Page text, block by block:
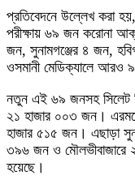
প্রতিবেদনে উল্লেখ করা হয়,
পরীক্ষায় ৬৯ জন করোনা
জন, সুনামগঞ্জের ৪ জন,
ওসমানী মেডিক্যালে আরও
নতুন এই ৬৯ জনসহ সিলেট
২১ হাজার ০০৩ জন।
হাজার ৫১৫ জন। এছাড়া
৩৯৬ জন ও মৌলভীবাজারে
হয়েছে।